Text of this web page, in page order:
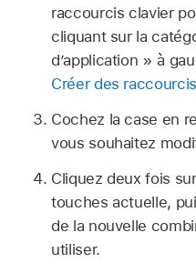
raccourcis clavier
cliquant sur la
d’application » à
Créer des
Cochez la case en
vous souhaitez
Cliquez deux fois
touches actuelle,
de la nouvelle
utiliser.